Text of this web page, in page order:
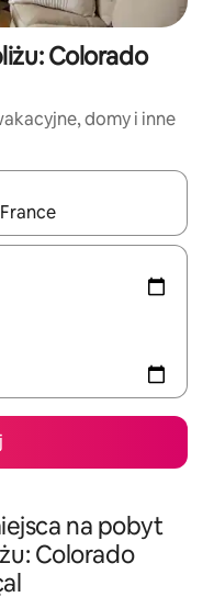
Colorado
domy i inne
poruszać się po nich za
na pobyt
Colorado